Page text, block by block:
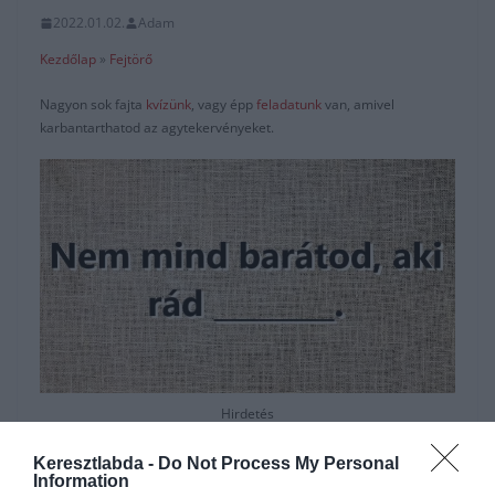
Keresztlabda - Do Not Process My Personal
Information
2022.01.02.
Adam
Kezdőlap » Fejtörő
Nagyon sok fajta kvízünk, vagy éppfeladatunkvan, amivel
karbantarthatod az agytekervényeket.
Hirdetés